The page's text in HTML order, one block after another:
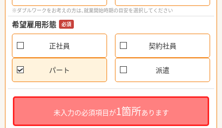
※ダブルワークをお考えの方は、就業開始時期の目安を選択してください
希望雇用形態 必須
正社員 契約社員
パート 派遣
未入力の必須項目が1箇所あります